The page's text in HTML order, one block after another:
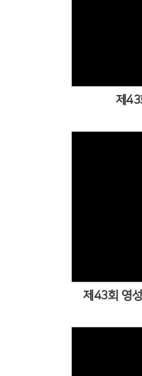
제43
제43회 영